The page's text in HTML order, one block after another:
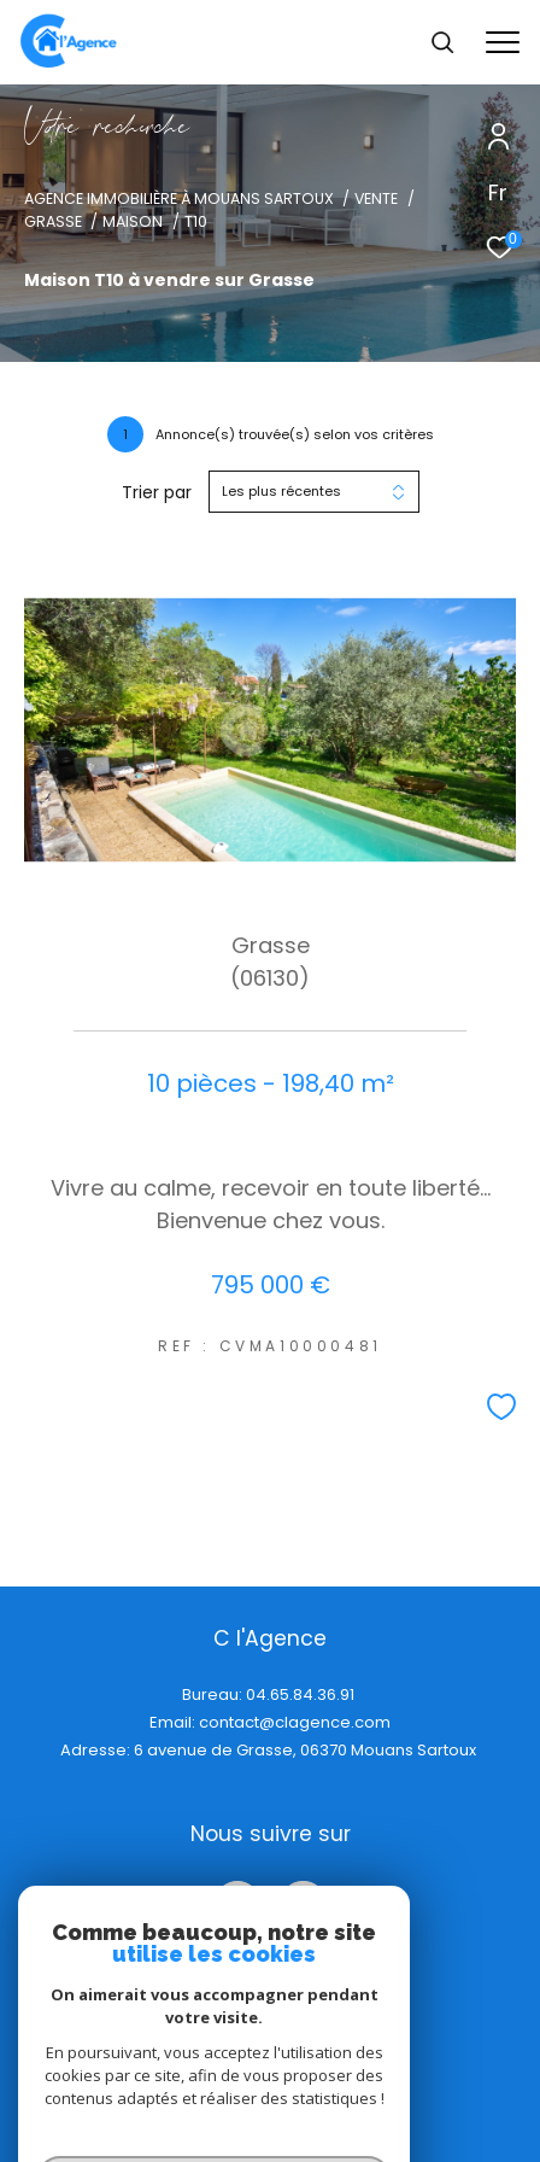
Fr
0
Vore recece
AGENCE IMMOBILIÈRE À MOUANS SARTOUX
VENTE
GRASSE
MAISON T10
Maison T10 à vendre sur Grasse
1 Annonce(s) trouvée(s) selon vos critères
Trier par Les plus récentes
Grasse
(06130)
10 pièces - 198,40 m²
Vivre au calme, recevoir en toute liberté...
Bienvenue chez vous.
795 000 €
REF : CVMA10000481
C l'Agence
Bureau: 04.65.84.36.91
Email: contact@clagence.com
Adresse: 6 avenue de Grasse, 06370 Mouans Sartoux
Nous suivre sur
Comme beaucoup, notre site
utilise les cookies
On aimerait vous accompagner pendant
votre visite.
En poursuivant, vous acceptez l'utilisation des
cookies par ce site, afin de vous proposer des
contenus adaptés et réaliser des statistiques !